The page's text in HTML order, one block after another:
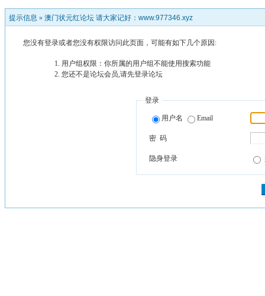
提示信息 » 澳门状元红论坛 请大家记好：www.977346.xyz
您没有登录或者您没有权限访问此页面，可能有如下几个原因:
用户组权限：你所属的用户组不能使用搜索功能
您还不是论坛会员,请先登录论坛
登录
用户名 Email
密 码
隐身登录